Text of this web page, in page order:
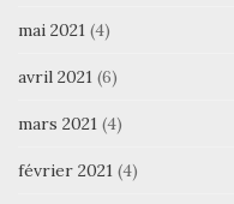
mai 2021 (4)
avril 2021 (6)
mars 2021 (4)
février 2021 (4)